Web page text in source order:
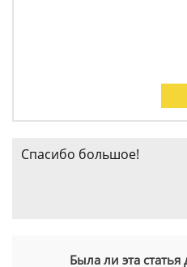
Спасибо большое!
Была ли эта статья